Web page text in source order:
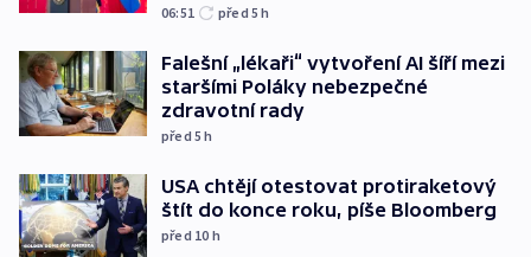
06:51 před 5h
Falešní „lékaři“ vytvoření AI šíří mezi
staršími Poláky nebezpečné
zdravotní rady
před 5h
USA chtějí otestovat protiraketový
štít do konce roku, píše Bloomberg
před 10 h